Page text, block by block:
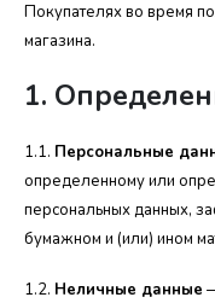
Покупателях во время
магазина.
1.
1.1. Персональные
определенному или опре
персональных данных,
бумажном и (или) ином
1.2. Неличные данные